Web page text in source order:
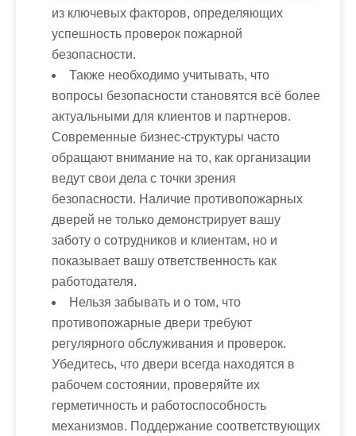
из ключевых факторов, определяющих
успешность проверок пожарной
безопасности.
Также необходимо учитывать, что
вопросы безопасности становятся всё более
актуальными для клиентов и партнеров.
Современные бизнес-структуры часто
обращают внимание на то, как организации
ведут свои дела с точки зрения
безопасности. Наличие противопожарных
дверей не только демонстрирует вашу
заботу о сотрудников и клиентам, но и
показывает вашу ответственность как
работодателя.
Нельзя забывать и о том, что
противопожарные двери требуют
регулярного обслуживания и проверок.
Убедитесь, что двери всегда находятся в
рабочем состоянии, проверяйте их
герметичность и работоспособность
механизмов. Поддержание соответствующих